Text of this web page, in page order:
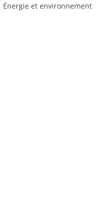
Énergie et environnement